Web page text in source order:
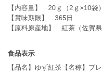
【内容量】 20ｇ（2ｇ×10袋）
【賞味期限】 365日
【原料原産地】 紅茶（佐賀
食品表示
【品名】ゆず紅茶【名称】